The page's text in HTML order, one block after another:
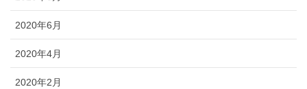
2020年6月
2020年4月
2020年2月